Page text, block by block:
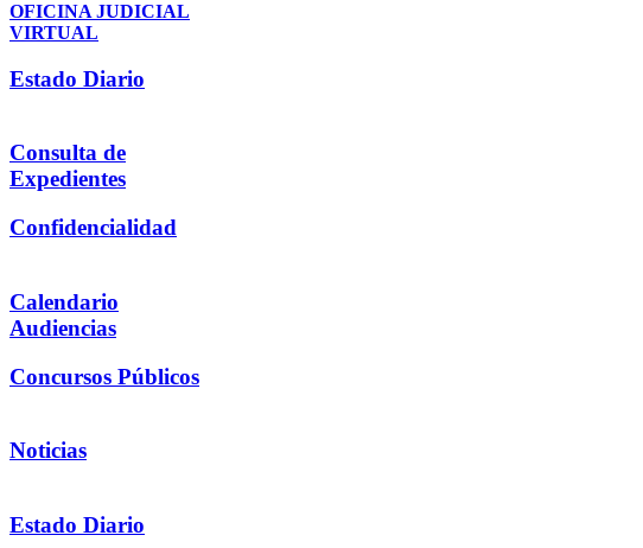
OFICINA JUDICIAL
VIRTUAL
Estado Diario
Consulta de
Expedientes
Confidencialidad
Calendario
Audiencias
Concursos Públicos
Noticias
Estado Diario